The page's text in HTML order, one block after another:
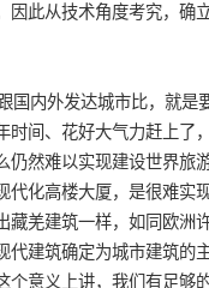
此从技术角度考究，确
国内外发达城市比，就是
时间、花好大气力赶上了
仍然难以实现建设世界旅
代化高楼大厦，是很难实
藏羌建筑一样，如同欧洲
代建筑确定为城市建筑的
个意义上讲，我们有足够